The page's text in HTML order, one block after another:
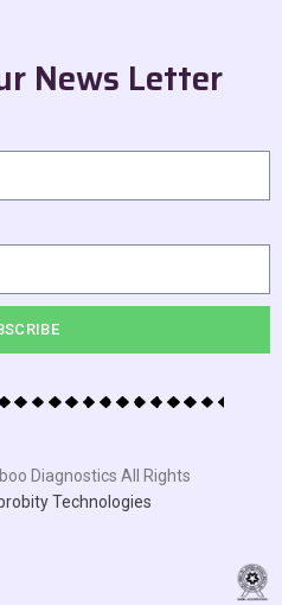
News Letter
Diagnostics All Rights
Technologies